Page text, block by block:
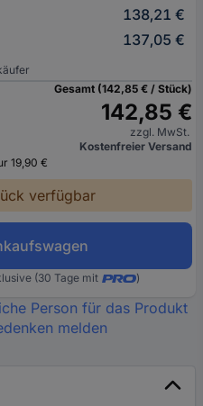
138,21 €
137,05 €
Gesamt (142,85 € / Stück)
142,85 €
zzgl. MwSt.
Kostenfreier Versand
19,90 €
verfügbar
(30 Tage mit )
Person für das Produkt
melden